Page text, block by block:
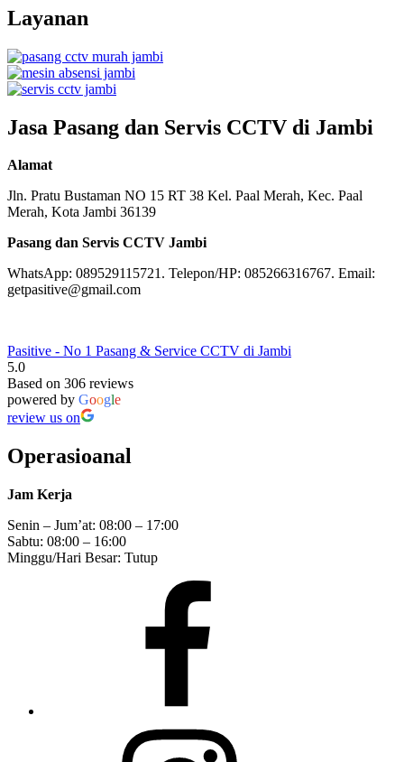
Layanan
Jasa Pasang dan Servis CCTV di Jambi
Alamat
Jln. Pratu Bustaman NO 15 RT 38 Kel. Paal Merah, Kec. Paal
Merah, Kota Jambi 36139
Pasang dan Servis CCTV Jambi
WhatsApp: 089529115721. Telepon/HP: 085266316767. Email:
getpasitive@gmail.com
Pasitive - No 1 Pasang & Service CCTV di Jambi
5.0
Based on 306 reviews
powered by Google
review us on
Operasioanal
Jam Kerja
Senin – Jum’at: 08:00 – 17:00
Sabtu: 08:00 – 16:00
Minggu/Hari Besar: Tutup